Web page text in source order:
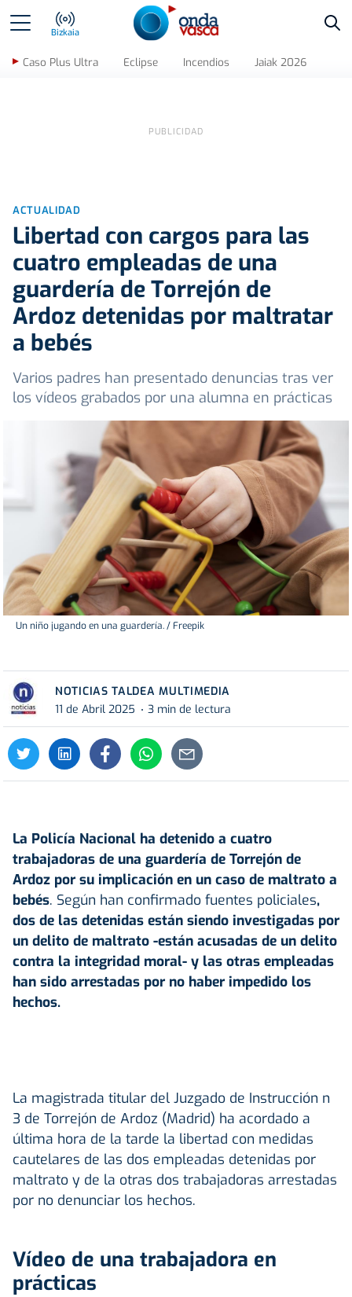
Bizkaia
Caso Plus Ultra Eclipse Incendios Jaiak 2026
ACTUALIDAD
Libertad con cargos para las
cuatro empleadas de una
guardería de Torrejón de
Ardoz detenidas por maltratar
a bebés
Varios padres han presentado denuncias tras ver
los vídeos grabados por una alumna en prácticas
Un niño jugando en una guardería. / Freepik
NOTICIAS TALDEA MULTIMEDIA
11 de Abril 2025
3 min de lectura
La Policía Nacional ha detenido a cuatro
trabajadoras de una guardería de Torrejón de
Ardoz por su implicación en un caso de maltrato a
bebés. Según han confirmado fuentes policiales,
dos de las detenidas están siendo investigadas por
un delito de maltrato -están acusadas de un delito
contra la integridad moral- y las otras empleadas
han sido arrestadas por no haber impedido los
hechos.
La magistrada titular del Juzgado de Instrucción n
3 de Torrejón de Ardoz (Madrid) ha acordado a
última hora de la tarde la libertad con medidas
cautelares de las dos empleadas detenidas por
maltrato y de la otras dos trabajadoras arrestadas
por no denunciar los hechos.
Vídeo de una trabajadora en
prácticas